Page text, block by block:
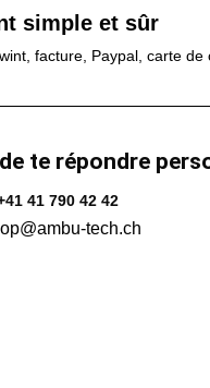
simple et sûr
facture, Paypal, carte de
te répondre
41 790 42 42
tech.ch